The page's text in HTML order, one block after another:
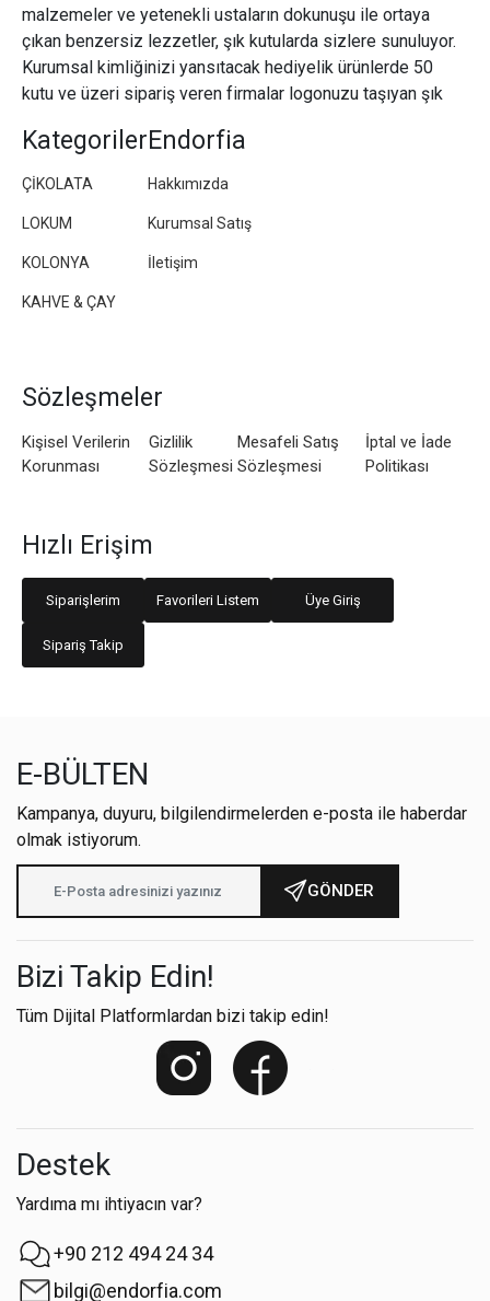
malzemeler ve yetenekli ustaların dokunuşu ile ortaya
çıkan benzersiz lezzetler, şık kutularda sizlere sunuluyor.
Kurumsal kimliğinizi yansıtacak hediyelik ürünlerde 50
kutu ve üzeri sipariş veren firmalar logonuzu taşıyan şık
Kategoriler
ÇİKOLATA
LOKUM
KOLONYA
KAHVE & ÇAY
Endorfia
Hakkımızda
Kurumsal Satış
İletişim
Sözleşmeler
Kişisel Verilerin
Korunması
Gizlilik
Sözleşmesi
Mesafeli Satış
Sözleşmesi
İptal ve İade
Politikası
Hızlı Erişim
Siparişlerim Favorileri Listem Üye Giriş
Sipariş Takip
E-BÜLTEN
Kampanya, duyuru, bilgilendirmelerden e-posta ile haberdar
olmak istiyorum.
GÖNDER
Bizi Takip Edin!
Tüm Dijital Platformlardan bizi takip edin!
Destek
Yardıma mı ihtiyacın var?
+90 212 494 24 34
bilgi@endorfia.com